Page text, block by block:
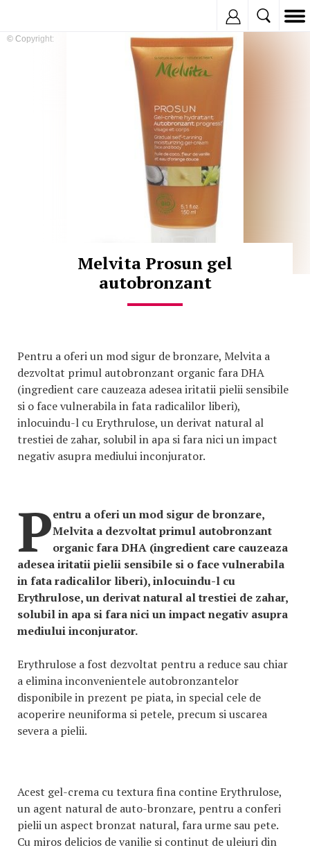
© Copyright:
Melvita Prosun gel
autobronzant
Pentru a oferi un mod sigur de bronzare, Melvita a
dezvoltat primul autobronzant organic fara DHA
(ingredient care cauzeaza adesea iritatii pielii sensibile
si o face vulnerabila in fata radicalilor liberi),
inlocuindu-l cu Erythrulose, un derivat natural al
trestiei de zahar, solubil in apa si fara nici un impact
negativ asupra mediului inconjurator.
Pentru a oferi un mod sigur de bronzare,
Melvita a dezvoltat primul autobronzant
organic fara DHA (ingredient care cauzeaza
adesea iritatii pielii sensibile si o face vulnerabila
in fata radicalilor liberi), inlocuindu-l cu
Erythrulose, un derivat natural al trestiei de zahar,
solubil in apa si fara nici un impact negativ asupra
mediului inconjurator.
Erythrulose a fost dezvoltat pentru a reduce sau chiar
a elimina inconvenientele autobronzantelor
disponibile in prezent pe piata, in special cele de
acoperire neuniforma si petele, precum si uscarea
severa a pielii.
Acest gel-crema cu textura fina contine Erythrulose,
un agent natural de auto-bronzare, pentru a conferi
pielii un aspect bronzat natural, fara urme sau pete.
Cu miros delicios de vanilie si continut de uleiuri din